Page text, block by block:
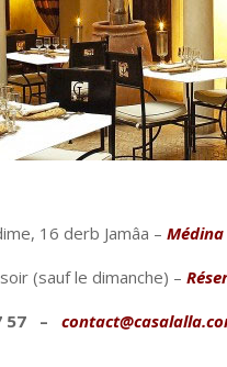
16 derb Jamâa – Médina
(sauf le dimanche) –
57 –